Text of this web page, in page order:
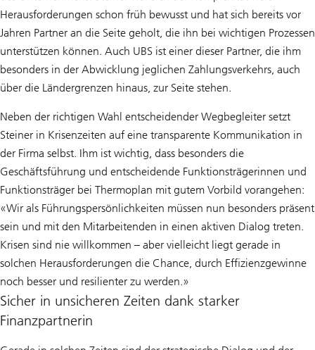
Herausforderungen schon früh bewusst und hat sich bereits vor
Jahren Partner an die Seite geholt, die ihn bei wichtigen Prozessen
unterstützen können. Auch UBS ist einer dieser Partner, die ihm
besonders in der Abwicklung jeglichen Zahlungsverkehrs, auch
über die Ländergrenzen hinaus, zur Seite stehen.
Neben der richtigen Wahl entscheidender Wegbegleiter setzt
Steiner in Krisenzeiten auf eine transparente Kommunikation in
der Firma selbst. Ihm ist wichtig, dass besonders die
Geschäftsführung und entscheidende Funktionsträgerinnen und
Funktionsträger bei Thermoplan mit gutem Vorbild vorangehen:
«Wir als Führungspersönlichkeiten müssen nun besonders präsent
sein und mit den Mitarbeitenden in einen aktiven Dialog treten.
Krisen sind nie willkommen – aber vielleicht liegt gerade in
solchen Herausforderungen die Chance, durch Effizienzgewinne
noch besser und resilienter zu werden.»
Sicher in unsicheren Zeiten dank starker
Finanzpartnerin